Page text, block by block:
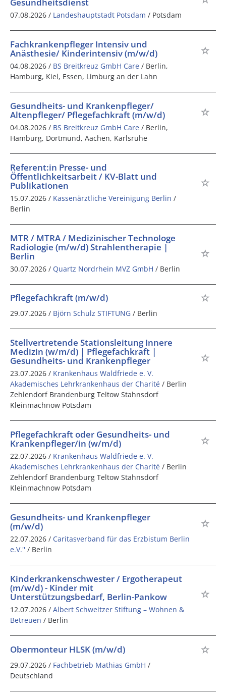
07.08.2026 / Landeshauptstadt Potsdam / Potsdam
Fachkrankenpfleger Intensiv und
Anästhesie/ Kinderintensiv (m/w/d)
04.08.2026 / BS Breitkreuz GmbH Care / Berlin,
Hamburg, Kiel, Essen, Limburg an der Lahn
Gesundheits- und Krankenpfleger/
Altenpfleger/ Pflegefachkraft (m/w/d)
04.08.2026 / BS Breitkreuz GmbH Care / Berlin,
Hamburg, Dortmund, Aachen, Karlsruhe
Referent:in Presse- und
Öffentlichkeitsarbeit / KV-Blatt und
Publikationen
15.07.2026 / Kassenärztliche Vereinigung Berlin /
Berlin
MTR / MTRA / Medizinischer Technologe
Radiologie (m/w/d) Strahlentherapie |
Berlin
30.07.2026 / Quartz Nordrhein MVZ GmbH / Berlin
Pflegefachkraft (m/w/d)
29.07.2026 / Björn Schulz STIFTUNG / Berlin
Stellvertretende Stationsleitung Innere
Medizin (w/m/d) | Pflegefachkraft |
Gesundheits- und Krankenpfleger
23.07.2026 / Krankenhaus Waldfriede e. V.
Akademisches Lehrkrankenhaus der Charité / Berlin
Zehlendorf Brandenburg Teltow Stahnsdorf
Kleinmachnow Potsdam
Pflegefachkraft oder Gesundheits- und
Krankenpfleger/in (w/m/d)
22.07.2026 / Krankenhaus Waldfriede e. V.
Akademisches Lehrkrankenhaus der Charité / Berlin
Zehlendorf Brandenburg Teltow Stahnsdorf
Kleinmachnow Potsdam
Gesundheits- und Krankenpfleger
(m/w/d)
22.07.2026 / Caritasverband für das Erzbistum Berlin
e.V.'' / Berlin
Kinderkrankenschwester / Ergotherapeut
(m/w/d) - Kinder mit
Unterstützungsbedarf, Berlin-Pankow
12.07.2026 / Albert Schweitzer Stiftung – Wohnen &
Betreuen / Berlin
Obermonteur HLSK (m/w/d)
29.07.2026 / Fachbetrieb Mathias GmbH /
Deutschland